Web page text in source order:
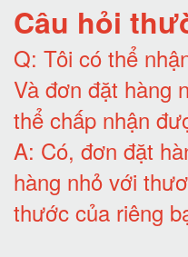
Câu hỏi
Q: Tôi có thể
Và đơn đặt hàng
thể chấp nhận
A: Có, đơn đặt
hàng nhỏ với
thước của riêng